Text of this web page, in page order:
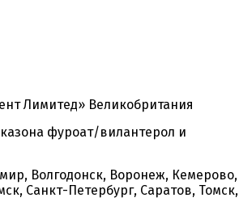
Лимитед» Великобритания
фуроат/вилантерол и
Волгодонск, Воронеж, Кемерово,
Санкт-Петербург, Саратов, Томск,